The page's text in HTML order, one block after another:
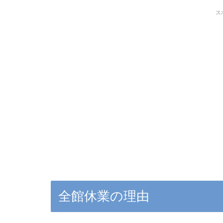
ス
全館休業の理由